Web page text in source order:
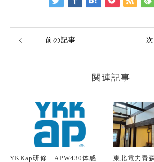
前の記事
関連記事
YKKap研修 APW430体感 東北電力青